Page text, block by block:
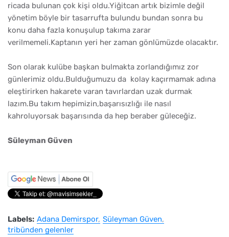
ricada bulunan çok kişi oldu.Yiğitcan artık bizimle değil
yönetim böyle bir tasarrufta bulundu bundan sonra bu
konu daha fazla konuşulup takıma zarar
verilmemeli.Kaptanın yeri her zaman gönlümüzde olacaktır.
Son olarak kulübe başkan bulmakta zorlandığımız zor
günlerimiz oldu.Bulduğumuzu da kolay kaçırmamak adına
eleştirirken hakarete varan tavırlardan uzak durmak
lazım.Bu takım hepimizin,başarısızlığı ile nasıl
kahroluyorsak başarısında da hep beraber güleceğiz.
Süleyman Güven
Labels: Adana Demirspor Süleyman Güven
tribünden gelenler